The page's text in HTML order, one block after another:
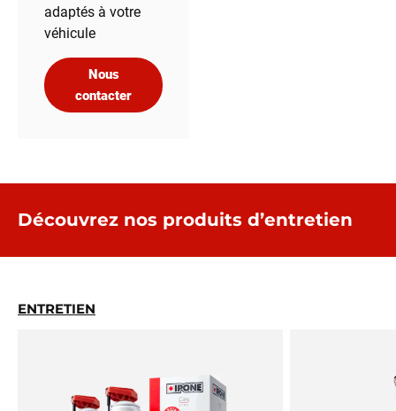
adaptés à votre
véhicule
Nous
contacter
Découvrez nos produits d’entretien
ENTRETIEN